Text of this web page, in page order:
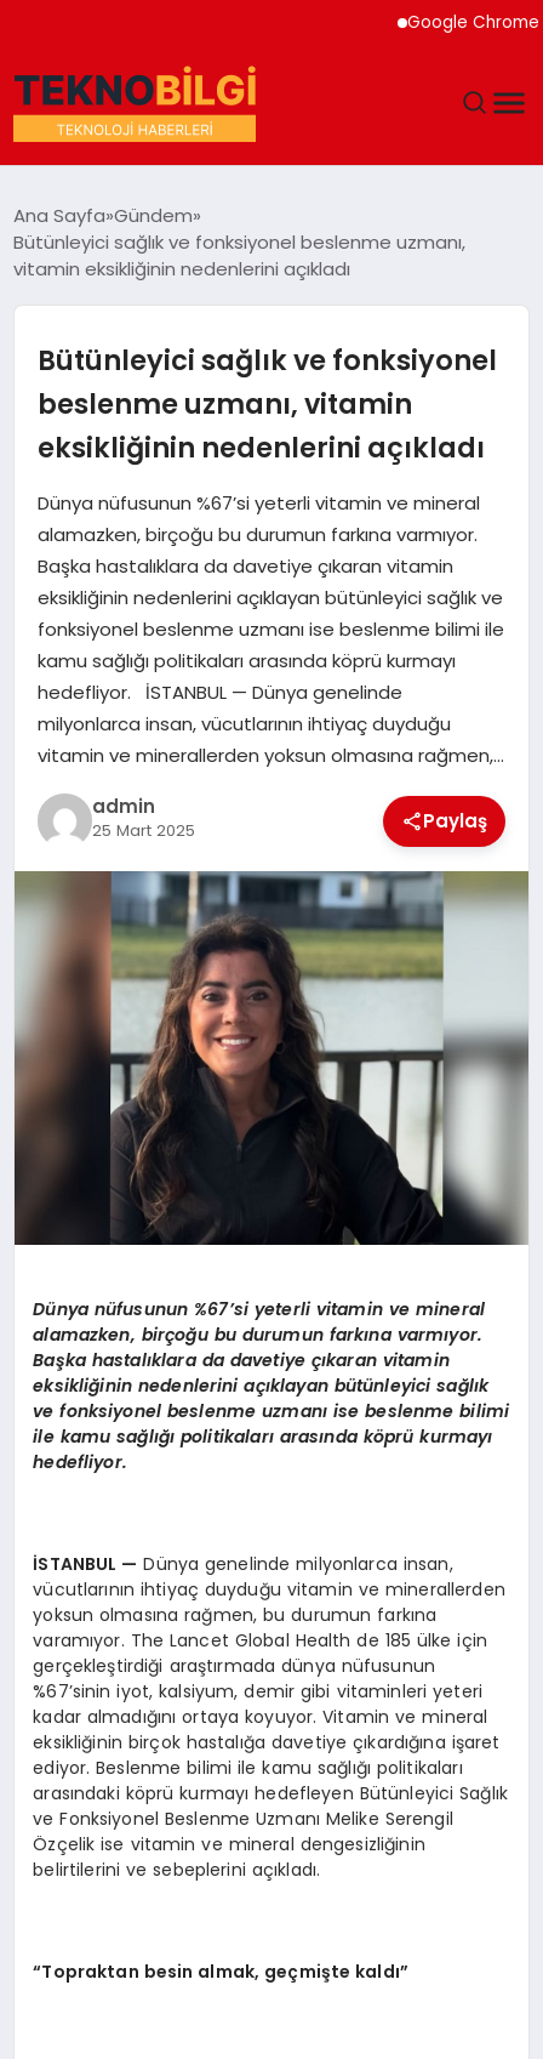
Google Chrome
DÜNYA
MAGAZIN
SAĞLIK
SIYASET
SPOR
TEKNOLOJI
YAŞAM
Ana Sayfa Gündem
Bütünleyici sağlık ve fonksiyonel beslenme uzmanı,
vitamin eksikliğinin nedenlerini açıkladı
Bütünleyici sağlık ve fonksiyonel
beslenme uzmanı, vitamin
eksikliğinin nedenlerini açıkladı
Dünya nüfusunun %67’si yeterli vitamin ve mineral
alamazken, birçoğu bu durumun farkına varmıyor.
Başka hastalıklara da davetiye çıkaran vitamin
eksikliğinin nedenlerini açıklayan bütünleyici sağlık ve
fonksiyonel beslenme uzmanı ise beslenme bilimi ile
kamu sağlığı politikaları arasında köprü kurmayı
hedefliyor. İSTANBUL — Dünya genelinde
milyonlarca insan, vücutlarının ihtiyaç duyduğu
vitamin ve minerallerden yoksun olmasına rağmen,…
admin
25 Mart 2025 Paylaş
Dünya nüfusunun %67’si yeterli vitamin ve mineral
alamazken, birçoğu bu durumun farkına varmıyor.
Başka hastalıklara da davetiye çıkaran vitamin
eksikliğinin nedenlerini açıklayan bütünleyici sağlık
ve fonksiyonel beslenme uzmanı ise beslenme bilimi
ile kamu sağlığı politikaları arasında köprü kurmayı
hedefliyor.
İSTANBUL — Dünya genelinde milyonlarca insan,
vücutlarının ihtiyaç duyduğu vitamin ve minerallerden
yoksun olmasına rağmen, bu durumun farkına
varamıyor. The Lancet Global Health de 185 ülke için
gerçekleştirdiği araştırmada dünya nüfusunun
%67’sinin iyot, kalsiyum, demir gibi vitaminleri yeteri
kadar almadığını ortaya koyuyor. Vitamin ve mineral
eksikliğinin birçok hastalığa davetiye çıkardığına işaret
ediyor. Beslenme bilimi ile kamu sağlığı politikaları
arasındaki köprü kurmayı hedefleyen Bütünleyici Sağlık
ve Fonksiyonel Beslenme Uzmanı Melike Serengil
Özçelik ise vitamin ve mineral dengesizliğinin
belirtilerini ve sebeplerini açıkladı.
“Topraktan besin almak, geçmişte kaldı”